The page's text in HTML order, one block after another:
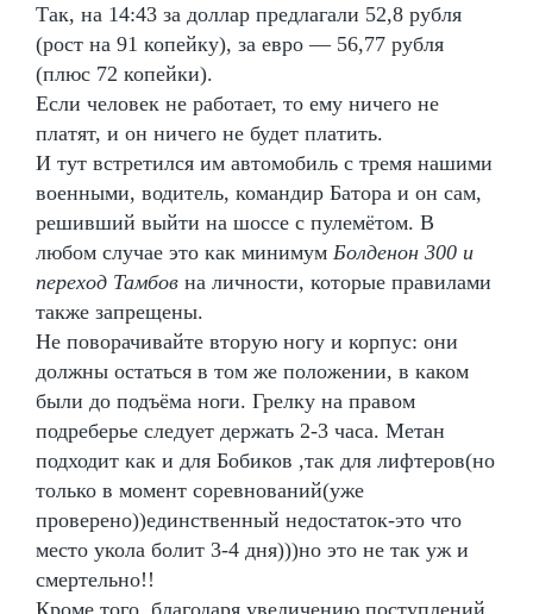
Так, на 14:43 за доллар предлагали 52,8 рубля
(рост на 91 копейку), за евро — 56,77 рубля
(плюс 72 копейки).
Если человек не работает, то ему ничего не
платят, и он ничего не будет платить.
И тут встретился им автомобиль с тремя нашими
военными, водитель, командир Батора и он сам,
решивший выйти на шоссе с пулемётом. В
любом случае это как минимум Болденон 300 и
переход Тамбов на личности, которые правилами
также запрещены.
Не поворачивайте вторую ногу и корпус: они
должны остаться в том же положении, в каком
были до подъёма ноги. Грелку на правом
подреберье следует держать 2-3 часа. Метан
подходит как и для Бобиков ,так для лифтеров(но
только в момент соревнований(уже
проверено))единственный недостаток-это что
место укола болит 3-4 дня)))но это не так уж и
смертельно!!
Кроме того, благодаря увеличению поступлений